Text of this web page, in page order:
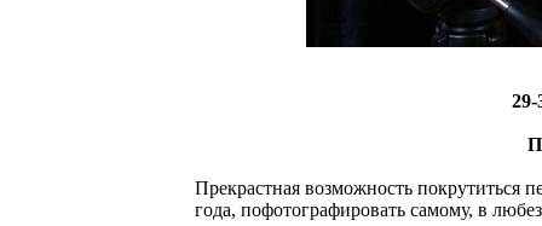
Прекрастная возможность покрутиться
года, пофотографировать самому, в